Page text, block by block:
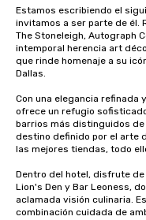
Estamos escribiendo el
invitamos a ser parte de él.
The Stoneleigh, Autograph
intemporal herencia art
que rinde homenaje a su
Dallas.
Con una elegancia refinada
ofrece un refugio
barrios más distinguidos de
destino definido por el arte
las mejores tiendas, todo
Dentro del hotel, disfrute
Lion's Den y Bar Leoness,
aclamada visión culinaria.
combinación cuidada de